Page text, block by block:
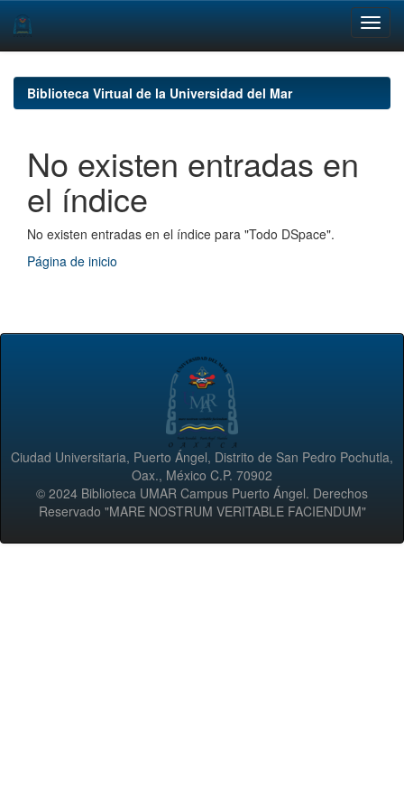
navigationBiblioteca Virtual de la Universidad del Mar
No existen entradas en
el índice
No existen entradas en el índice para "Todo DSpace".
Página de inicio
Ciudad Universitaria, Puerto Ángel, Distrito de San Pedro Pochutla,
Oax., México C.P. 70902
© 2024 Biblioteca UMAR Campus Puerto Ángel. Derechos
Reservado "MARE NOSTRUM VERITABLE FACIENDUM"